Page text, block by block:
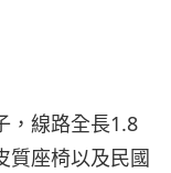
，線路全長1.8
質座椅以及民國